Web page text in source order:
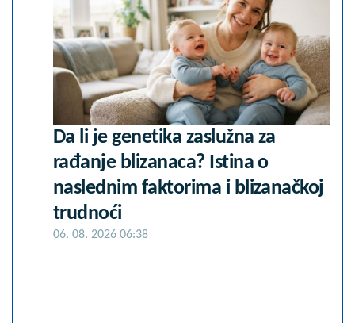
Da li je genetika zaslužna za
rađanje blizanaca? Istina o
naslednim faktorima i blizanačkoj
trudnoći
06. 08. 2026 06:38